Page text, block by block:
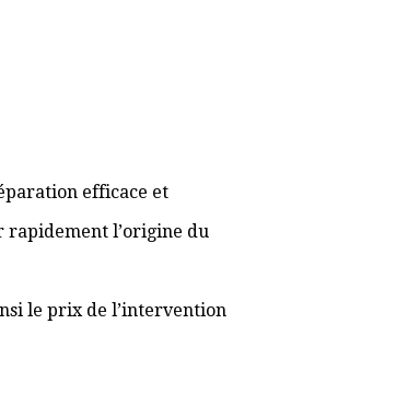
efficace et
rapidement l’origine du
le prix de l’intervention